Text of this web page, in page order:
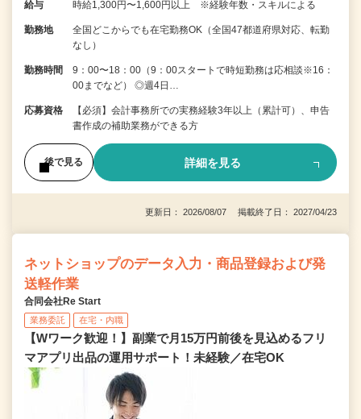
給与 時給1,300円〜1,600円以上 ※経験年数・スキルによる
勤務地
全国どこからでも在宅勤務OK（全国47都道府県対応、転勤
なし）
勤務時間
9：00〜18：00（9：00スタートで時短勤務は応相談※16：
00までなど） ◎週4日…
応募資格
【必須】会計事務所での実務経験3年以上（累計可）、申告
書作成の補助業務ができる方
後で見る 詳細を見る
更新日： 2026/08/07 掲載終了日： 2027/04/23
ネットショップのデータ入力・商品登録および発
送軽作業
合同会社Re Start
業務委託 在宅・内職
【Wワーク歓迎！】副業で月15万円前後を見込めるフリ
マアプリ出品の運用サポート！未経験／在宅OK